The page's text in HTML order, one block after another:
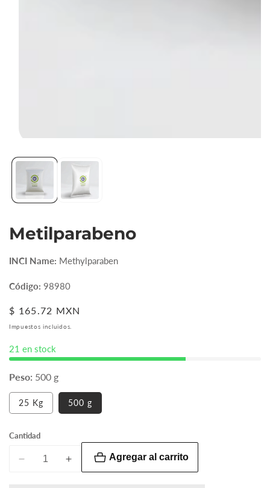
elemento
multimedia
1
en
de
Metilparabeno
INCI Name: Methylparaben
Código: 98980
Precio
habitual
$ 165.72 MXN
Impuestos incluidos.
21 en stock
Peso: 500 g
25 Kg Variante
agotada
500 g
Cantidad
Reducir
Aumentar
Agregar al carrito